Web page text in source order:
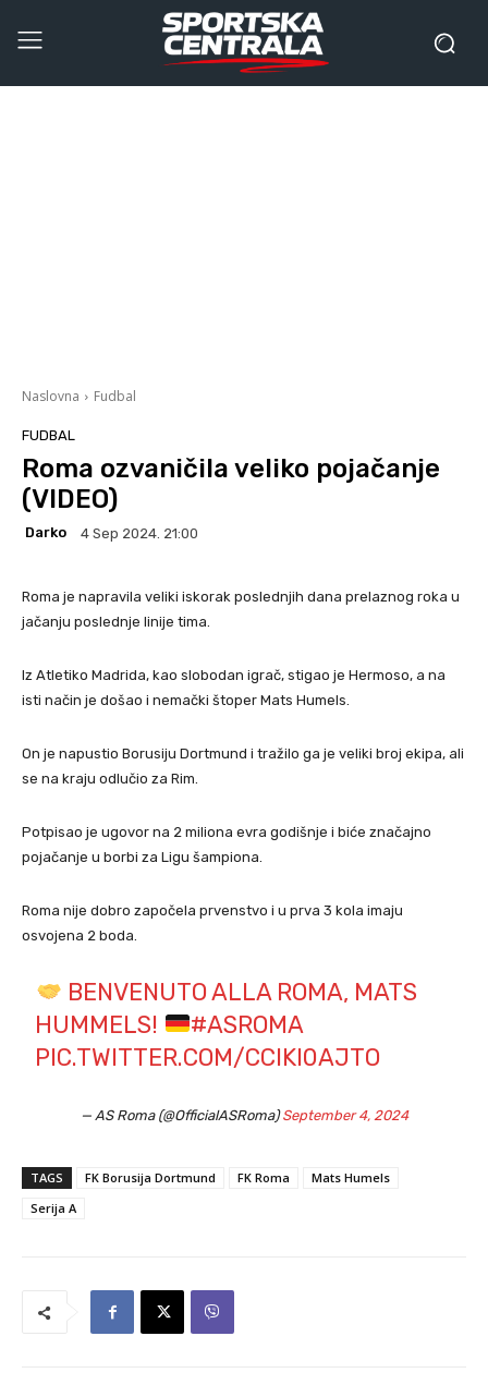
Naslovna Fudbal
FUDBAL
Roma ozvaničila veliko pojačanje
(VIDEO)
Darko 4 Sep 2024. 21:00
Roma je napravila veliki iskorak poslednjih dana prelaznog roka u
jačanju poslednje linije tima.
Iz Atletiko Madrida, kao slobodan igrač, stigao je Hermoso, a na
isti način je došao i nemački štoper Mats Humels.
On je napustio Borusiju Dortmund i tražilo ga je veliki broj ekipa, ali
se na kraju odlučio za Rim.
Potpisao je ugovor na 2 miliona evra godišnje i biće značajno
pojačanje u borbi za Ligu šampiona.
Roma nije dobro započela prvenstvo i u prva 3 kola imaju
osvojena 2 boda.
BENVENUTO ALLA ROMA, MATS
HUMMELS!
#ASROMA
PIC.TWITTER.COM/CCIKI0AJTO
— AS Roma (@OfficialASRoma)September 4, 2024
TAGS FK Borusija Dortmund FK Roma
Mats Humels
Serija A